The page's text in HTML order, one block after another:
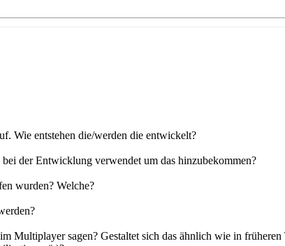
Wie entstehen die/werden die entwickelt?
der Entwicklung verwendet um das hinzubekommen?
wurden? Welche?
Multiplayer sagen? Gestaltet sich das ähnlich wie in